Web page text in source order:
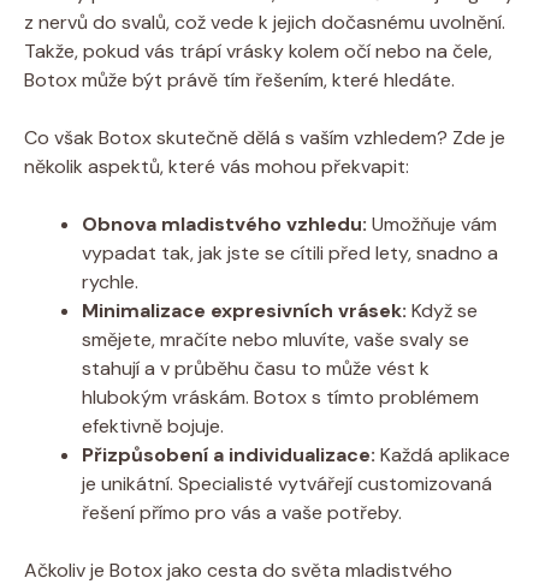
z nervů do svalů, což vede k jejich dočasnému uvolnění.
Takže, pokud vás trápí vrásky kolem očí nebo na čele,
Botox může být právě tím řešením, které hledáte.
Co však Botox skutečně dělá s vaším vzhledem? Zde je
několik aspektů, které vás mohou překvapit:
Obnova mladistvého vzhledu: Umožňuje vám
vypadat tak, jak jste se cítili před lety, snadno a
rychle.
Minimalizace expresivních vrásek: Když se
smějete, mračíte nebo mluvíte, vaše svaly se
stahují a v průběhu času to může vést k
hlubokým vráskám. Botox s tímto problémem
efektivně bojuje.
Přizpůsobení a individualizace: Každá aplikace
je unikátní. Specialisté vytvářejí customizovaná
řešení přímo pro vás a vaše potřeby.
Ačkoliv je Botox jako cesta do světa mladistvého